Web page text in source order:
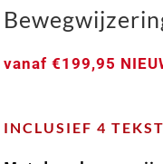
vanaf€199,95
INCLUSIEF 4